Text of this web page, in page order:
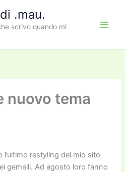
.mau.
scrivo quando mi
nuovo tema
restyling del mio sito
gemelli. Ad agosto loro fanno